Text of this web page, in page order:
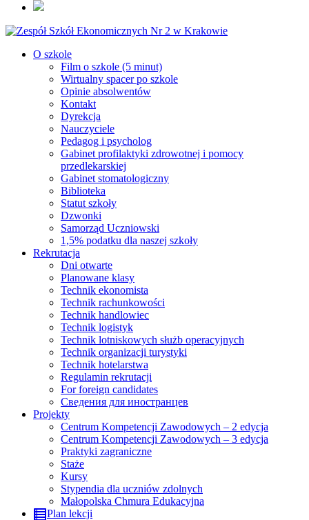
O szkole
Film o szkole (5 minut)
Wirtualny spacer po szkole
Opinie absolwentów
Kontakt
Dyrekcja
Nauczyciele
Pedagog i psycholog
Gabinet profilaktyki zdrowotnej i pomocy
przedlekarskiej
Gabinet stomatologiczny
Biblioteka
Statut szkoły
Dzwonki
Samorząd Uczniowski
1,5% podatku dla naszej szkoły
Rekrutacja
Dni otwarte
Planowane klasy
Technik ekonomista
Technik rachunkowości
Technik handlowiec
Technik logistyk
Technik lotniskowych służb operacyjnych
Technik organizacji turystyki
Technik hotelarstwa
Regulamin rekrutacji
For foreign candidates
Сведения для иностранцев
Projekty
Centrum Kompetencji Zawodowych – 2 edycja
Centrum Kompetencji Zawodowych – 3 edycja
Praktyki zagraniczne
Staże
Kursy
Stypendia dla uczniów zdolnych
Małopolska Chmura Edukacyjna
Plan lekcji